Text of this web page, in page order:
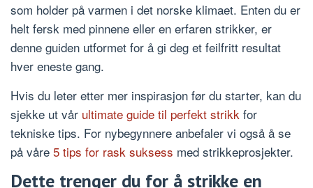
som holder på varmen i det norske klimaet. Enten du er
helt fersk med pinnene eller en erfaren strikker, er
denne guiden utformet for å gi deg et feilfritt resultat
hver eneste gang.
Hvis du leter etter mer inspirasjon før du starter, kan du
sjekke ut vår ultimate guide til perfekt strikk for
tekniske tips. For nybegynnere anbefaler vi også å se
på våre 5 tips for rask suksess med strikkeprosjekter.
Dette trenger du for å strikke en